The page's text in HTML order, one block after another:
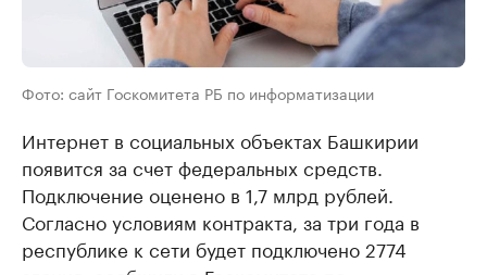
Фото: сайт Госкомитета РБ по информатизации
Интернет в социальных объектах Башкирии
появится за счет федеральных средств.
Подключение оценено в 1,7 млрд рублей.
Согласно условиям контракта, за три года в
республике к сети будет подключено 2774